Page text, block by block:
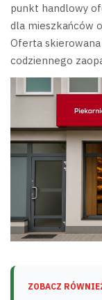
punkt handlowy
dla mieszkańców
Oferta
codziennego
ZOBACZ